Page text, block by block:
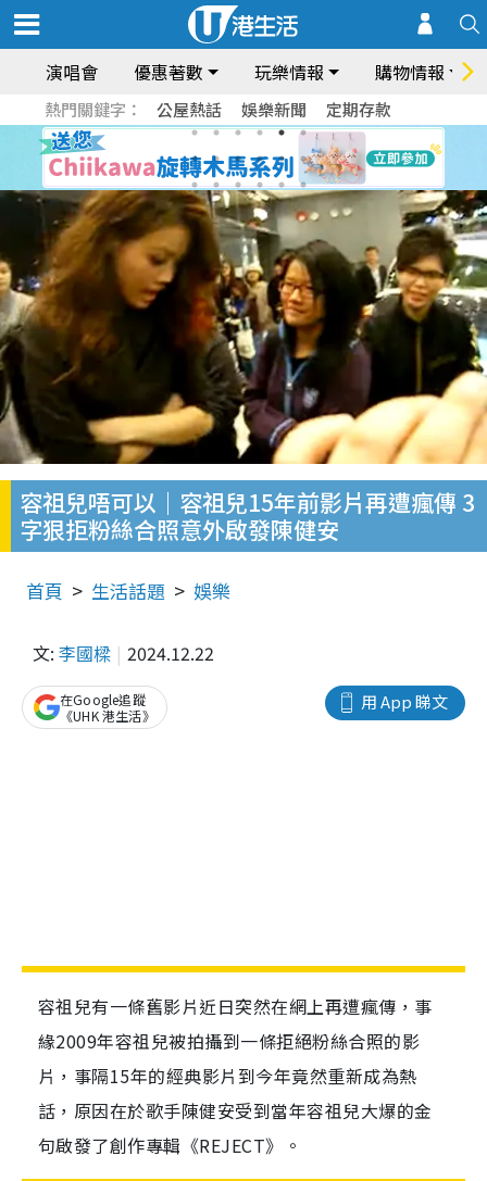
演唱會 優惠著數 玩樂情報 購物情報
熱門關鍵字： 公屋熱話 娛樂新聞 定期存款
容祖兒唔可以｜容祖兒15年前影片再遭瘋傳 3
字狠拒粉絲合照意外啟發陳健安
首頁 生活話題 娛樂
文: 李國樑 2024.12.22
用 App 睇文
在Google追蹤
《UHK 港生活》
容祖兒有一條舊影片近日突然在網上再遭瘋傳，事
緣2009年容祖兒被拍攝到一條拒絕粉絲合照的影
片，事隔15年的經典影片到今年竟然重新成為熱
話，原因在於歌手陳健安受到當年容祖兒大爆的金
句啟發了創作專輯《REJECT》。